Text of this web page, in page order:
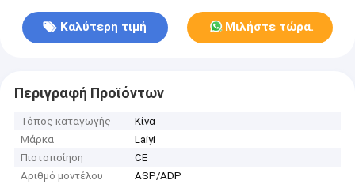
Καλύτερη τιμή Μιλήστε τώρα.
Περιγραφή Προϊόντων
Τόπος καταγωγής
Κίνα
Μάρκα
Laiyi
Πιστοποίηση
CE
Αριθμό μοντέλου
ASP/ADP